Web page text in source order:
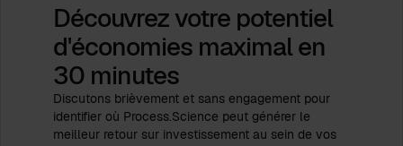
Découvrez votre potentiel
d'économies maximalen
30 minutes
Discutons brièvement et sans engagement pour
identifier où Process.Science peut générer le
meilleur retour sur investissement au sein de vos